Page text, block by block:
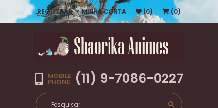
REGISTRAR MINHA CONTA (0) (0)
MOBILE
PHONE (11) 9-7086-0227